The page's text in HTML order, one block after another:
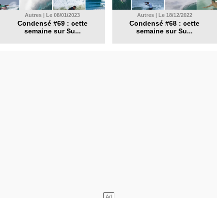
Autres | Le 08/01/2023
Condensé #69 : cette
semaine sur Su...
Autres | Le 18/12/2022
Condensé #68 : cette
semaine sur Su...